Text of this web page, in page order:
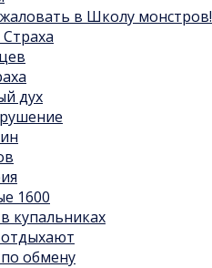
в Школу монстров!
дух
1600
купальниках
обмену